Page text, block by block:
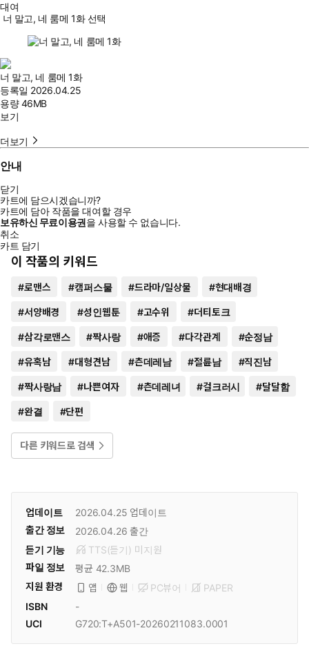
대여
너 말고, 네 룸메 1화 선택
너 말고, 네 룸메 1화
등록일 2026.04.25
용량46MB
보기
더보기
안내
닫기
카트에 담으시겠습니까?
카트에 담아 작품을 대여할 경우
보유하신 무료이용권을 사용할 수 없습니다.
취소
카트 담기
이 작품의 키워드
#로맨스 #캠퍼스물 #드라마/일상물 #현대배경
#서양배경 #성인웹툰 #고수위 #더티토크
#삼각로맨스 #짝사랑 #애증 #다각관계 #순정남
#유혹남 #대형견남 #츤데레남 #절륜남 #직진남
#짝사랑남 #나쁜여자 #츤데레녀 #걸크러시 #달달함
#완결 #단편
다른 키워드로 검색
업데이트 2026.04.25 업데이트
출간 정보
2026.04.26 출간
듣기 기능
TTS(듣기) 미 지원
파일 정보
평균 42.3MB
지원 환경
앱 웹 PC뷰어
PAPER
ISBN
-
UCI
G720:T+A501-20260211083.0001